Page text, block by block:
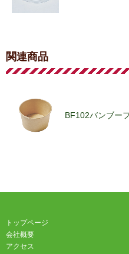
関連商品
BF102バンブー
トップページ
会社概要
アクセス